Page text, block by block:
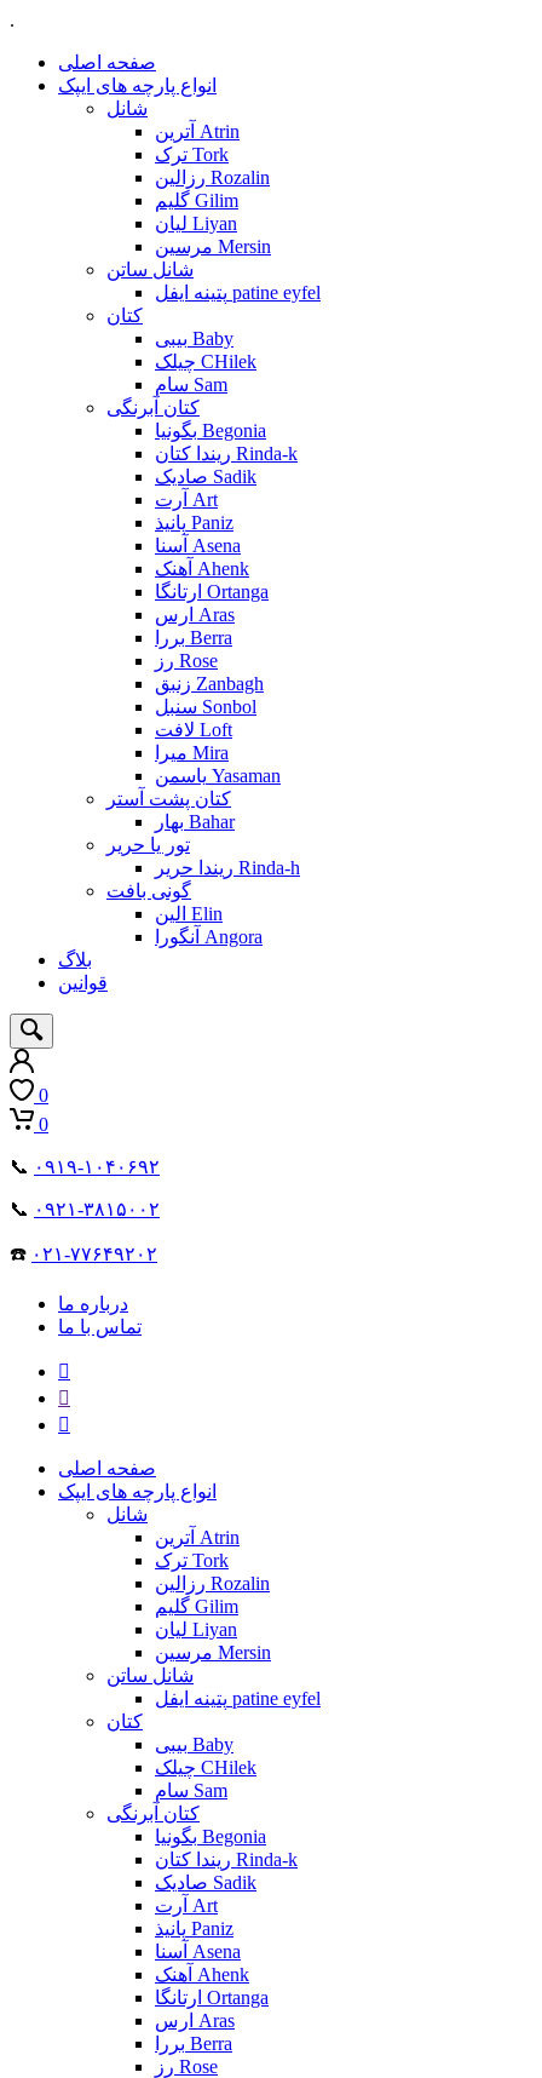
.
صفحه اصلی
انواع پارچه های ایپک
شانل
آترین Atrin
ترک Tork
رزالین Rozalin
گلیم Gilim
لیان Liyan
مرسین Mersin
شانل ساتن
پتینه ایفل patine eyfel
کتان
بیبی Baby
چیلک CHilek
سام Sam
کتان آبرنگی
بگونیا Begonia
ریندا کتان Rinda-k
صادیک Sadik
آرت Art
پانیذ Paniz
آسنا Asena
آهنک Ahenk
ارتانگا Ortanga
ارس Aras
بررا Berra
رز Rose
زنبق Zanbagh
سنبل Sonbol
لافت Loft
میرا Mira
یاسمن Yasaman
کتان پشت آستر
بهار Bahar
تور یا حریر
ریندا حریر Rinda-h
گونی بافت
الین Elin
آنگورا Angora
بلاگ
قوانین
0
0
📞 ۰۹۱۹-۱۰۴۰۶۹۲
📞 ۰۹۲۱-۳۸۱۵۰۰۲
☎️ ۰۲۱-۷۷۶۴۹۲۰۲
درباره ما
تماس با ما
صفحه اصلی
انواع پارچه های ایپک
شانل
آترین Atrin
ترک Tork
رزالین Rozalin
گلیم Gilim
لیان Liyan
مرسین Mersin
شانل ساتن
پتینه ایفل patine eyfel
کتان
بیبی Baby
چیلک CHilek
سام Sam
کتان آبرنگی
بگونیا Begonia
ریندا کتان Rinda-k
صادیک Sadik
آرت Art
پانیذ Paniz
آسنا Asena
آهنک Ahenk
ارتانگا Ortanga
ارس Aras
بررا Berra
رز Rose